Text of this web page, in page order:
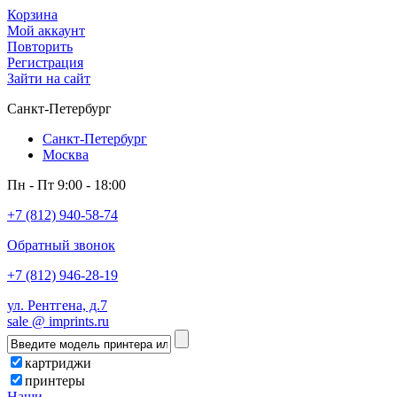
Корзина
Мой аккаунт
Повторить
Регистрация
Зайти на сайт
Санкт-Петербург
Санкт-Петербург
Москва
Пн - Пт 9:00 - 18:00
+7 (812) 940-58-74
Обратный звонок
+7 (812) 946-28-19
ул. Рентгена, д.7
sale @ imprints.ru
картриджи
принтеры